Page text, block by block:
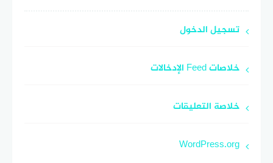
تسجيل الدخول
خلاصات Feed الإدخالات
خلاصة التعليقات
WordPress.org